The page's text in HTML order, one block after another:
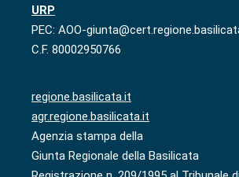
URP
PEC: AOO-
C.F. 80002950766
regione.basilicata.it
agr.regione.basilicata.it
Agenzia stampa della
Giunta Regionale della Basilicata